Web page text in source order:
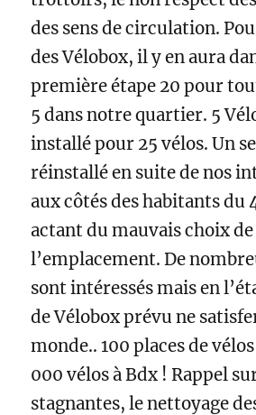
des sens de circulation.
des Vélobox, il y en aura
première étape 20 pour
5 dans notre quartier. 5
installé pour 25 vélos. Un
réinstallé en suite de nos
aux côtés des habitants du
actant du mauvais choix de
l’emplacement. De
sont intéressés mais en
de Vélobox prévu ne
monde.. 100 places de
000 vélos à Bdx ! Rappel
stagnantes, le nettoyage